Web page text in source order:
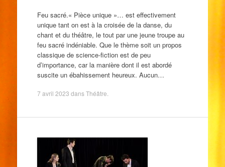
Feu sacré.« Pièce unique »… est effectivement
unique tant on est à la croisée de la danse, du
chant et du théâtre, le tout par une jeune troupe au
feu sacré indéniable. Que le thème soit un propos
classique de science-fiction est de peu
d’importance, car la manière dont il est abordé
suscite un ébahissement heureux. Aucun…
7 avril 2023 dansThéâtre